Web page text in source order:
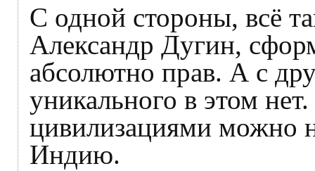
С одной стороны, всё
Александр Дугин,
абсолютно прав. А с
уникального в этом
цивилизациями можно
Индию.